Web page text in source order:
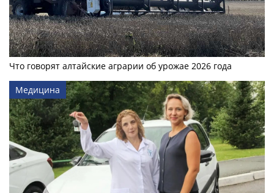
Что говорят алтайские аграрии об урожае 2026 года
Медицина